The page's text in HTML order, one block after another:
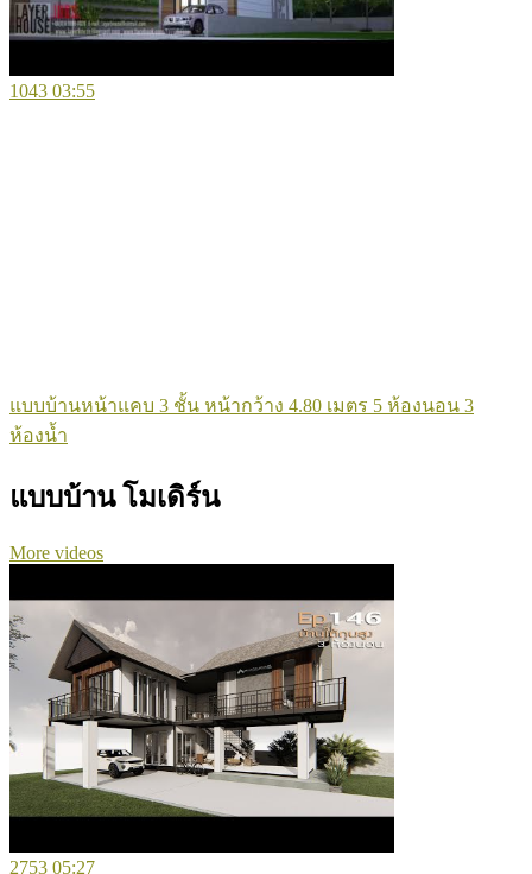
1043 03:55
แบบบ้านหน้าแคบ 3 ชั้น หน้ากว้าง 4.80 เมตร 5 ห้องนอน 3
ห้องน้ำ
แบบบ้าน โมเดิร์น
More videos
2753 05:27